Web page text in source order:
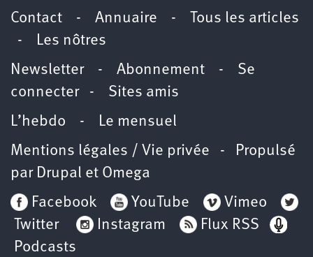
Contact - Annuaire - Tous les articles
-
Les nôtres
Newsletter- Abonnement - Se
connecter- Sites amis
L’hebdo -
Le mensuel
Mentions légales / Vie privée - Propulsé
par Drupal et Omega
Facebook
YouTube
Vimeo
Twitter
Instagram
Flux RSS
Podcasts